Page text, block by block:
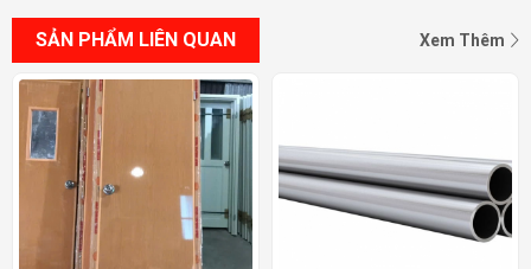
SẢN PHẨM LIÊN QUAN Xem Thêm